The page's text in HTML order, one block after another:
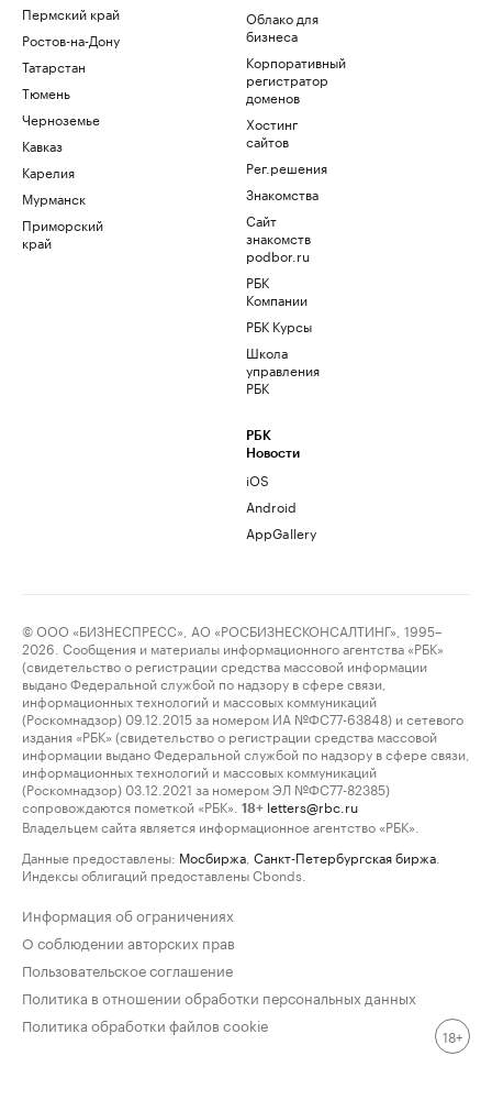
Пермский край
Ростов-на-Дону
Татарстан
Тюмень
Черноземье
Кавказ
Карелия
Мурманск
Приморский
край
Облако для
бизнеса
Корпоративный
регистратор
доменов
Хостинг
сайтов
Рег.решения
Знакомства
Сайт
знакомств
podbor.ru
РБК
Компании
РБК Курсы
Школа
управления
РБК
РБК
Новости
iOS
Android
AppGallery
© ООО «БИЗНЕСПРЕСС», АО «РОСБИЗНЕСКОНСАЛТИНГ», 1995–
2026. Сообщения и материалы информационного агентства «РБК»
(свидетельство о регистрации средства массовой информации
выдано Федеральной службой по надзору в сфере связи,
информационных технологий и массовых коммуникаций
(Роскомнадзор) 09.12.2015 за номером ИА №ФС77-63848) и сетевого
издания «РБК» (свидетельство о регистрации средства массовой
информации выдано Федеральной службой по надзору в сфере связи,
информационных технологий и массовых коммуникаций
(Роскомнадзор) 03.12.2021 за номером ЭЛ №ФС77-82385)
сопровождаются пометкой «РБК».
18+ letters@rbc.ru
Владельцем сайта является информационное агентство «РБК».
Данные предоставлены: Мосбиржа Санкт-Петербургская биржа
Индексы облигаций предоставлены Cbonds.
Информация об ограничениях
О соблюдении авторских прав
Пользовательское соглашение
Политика в отношении обработки персональных данных
Политика обработки файлов cookie
18+